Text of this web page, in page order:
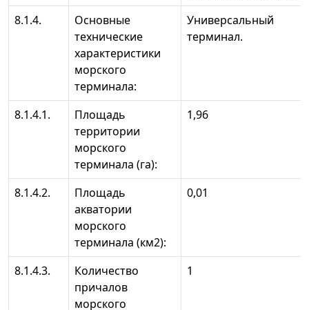
8.1.4.
Основные
технические
характеристики
морского
терминала:
Универсальный
терминал.
8.1.4.1.
Площадь
территории
морского
терминала (га):
1,96
8.1.4.2.
Площадь
акватории
морского
терминала (км2):
0,01
8.1.4.3.
Количество
причалов
морского
1